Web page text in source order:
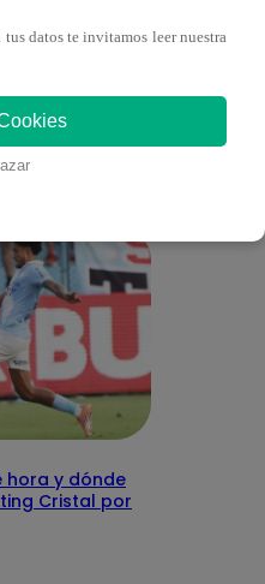
puede
hora y dónde
Cristal por
datos te invitamos leer nuestra